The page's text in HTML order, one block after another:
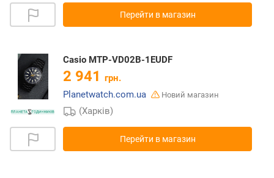
Перейти в магазин
Casio MTP-VD02B-1EUDF
2 941 грн.
Planetwatch.com.ua
Новий магазин
(Харків)
Перейти в магазин